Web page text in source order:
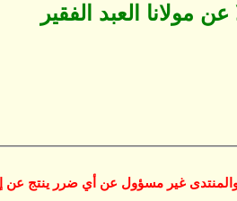
عن مولانا العبد الفقير
غير مسؤول عن أي ضرر ينتج عن